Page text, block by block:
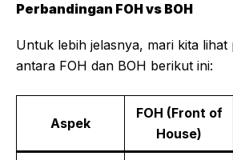
Perbandingan FOH vs BOH
Untuk lebih jelasnya, mari kita lihat
antara FOH dan BOH berikut ini:
Aspek
FOH (Front of
House)